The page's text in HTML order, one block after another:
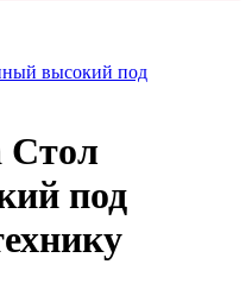
высокий под
Стол
под